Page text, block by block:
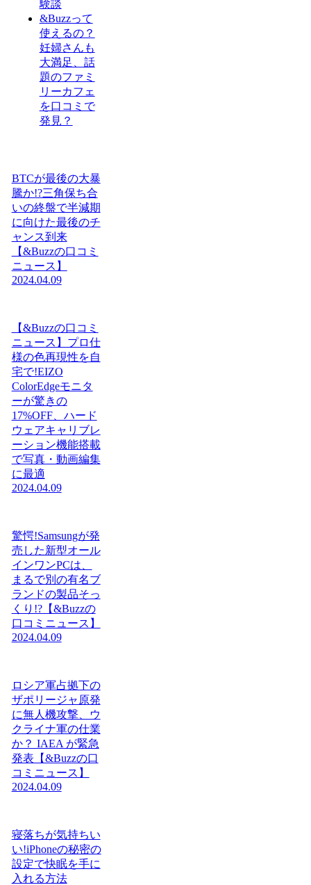
験談
&Buzzって
使えるの？
妊婦さんも
大満足、話
題のファミ
リーカフェ
を口コミで
発見？
BTCが最後の大暴
騰か!?三角保ち合
いの終盤で半減期
に向けた最後のチ
ャンス到来
【&Buzzの口コミ
ニュース】
2024.04.09
【&Buzzの口コミ
ニュース】プロ仕
様の色再現性を自
宅で!EIZO
ColorEdgeモニタ
ーが驚きの
17%OFF、ハード
ウェアキャリブレ
ーション機能搭載
で写真・動画編集
に最適
2024.04.09
驚愕!Samsungが発
売した新型オール
インワンPCは、
まるで別の有名ブ
ランドの製品そっ
くり!?【&Buzzの
口コミニュース】
2024.04.09
ロシア軍占拠下の
ザポリージャ原発
に無人機攻撃、ウ
クライナ軍の仕業
か？ IAEA が緊急
発表【&Buzzの口
コミニュース】
2024.04.09
寝落ちが気持ちい
い!iPhoneの秘密の
設定で快眠を手に
入れる方法